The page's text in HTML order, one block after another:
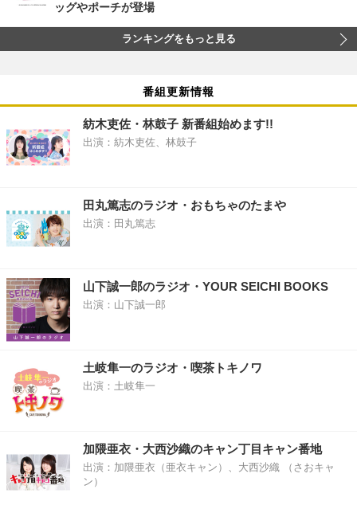
ッグやポーチが登場
ランキングをもっと見る
番組更新情報
紡木吏佐・林鼓子 新番組始めます!!
出演：紡木吏佐、林鼓子
田丸篤志のラジオ・おもちゃのたまや
出演：田丸篤志
山下誠一郎のラジオ・YOUR SEICHI BOOKS
出演：山下誠一郎
土岐隼一のラジオ・喫茶トキノワ
出演：土岐隼一
加隈亜衣・大西沙織のキャン丁目キャン番地
出演：加隈亜衣（亜衣キャン）、大西沙織 （さおキャ
ン）